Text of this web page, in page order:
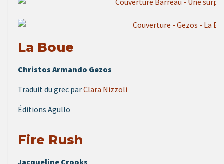
La Boue
Christos Armando Gezos
Traduit du grec parClara Nizzoli
Éditions Agullo
Fire Rush
Jacqueline Crooks